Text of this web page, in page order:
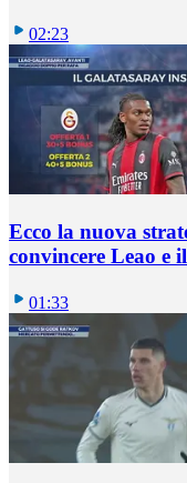
02:23
Ecco la nuova
convincere Leao e
01:33